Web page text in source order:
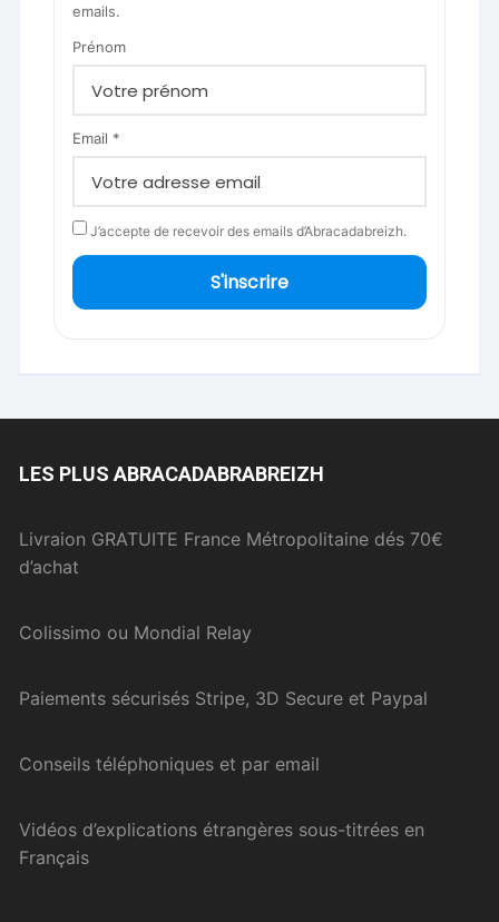
emails.
Prénom
Email *
J’accepte de recevoir des emails d’Abracadabreizh.
S'inscrire
LES PLUS ABRACADABRABREIZH
Livraion GRATUITE France Métropolitaine dés 70€
d’achat
Colissimo ou Mondial Relay
Paiements sécurisés Stripe, 3D Secure et Paypal
Conseils téléphoniques et par email
Vidéos d’explications étrangères sous-titrées en
Français